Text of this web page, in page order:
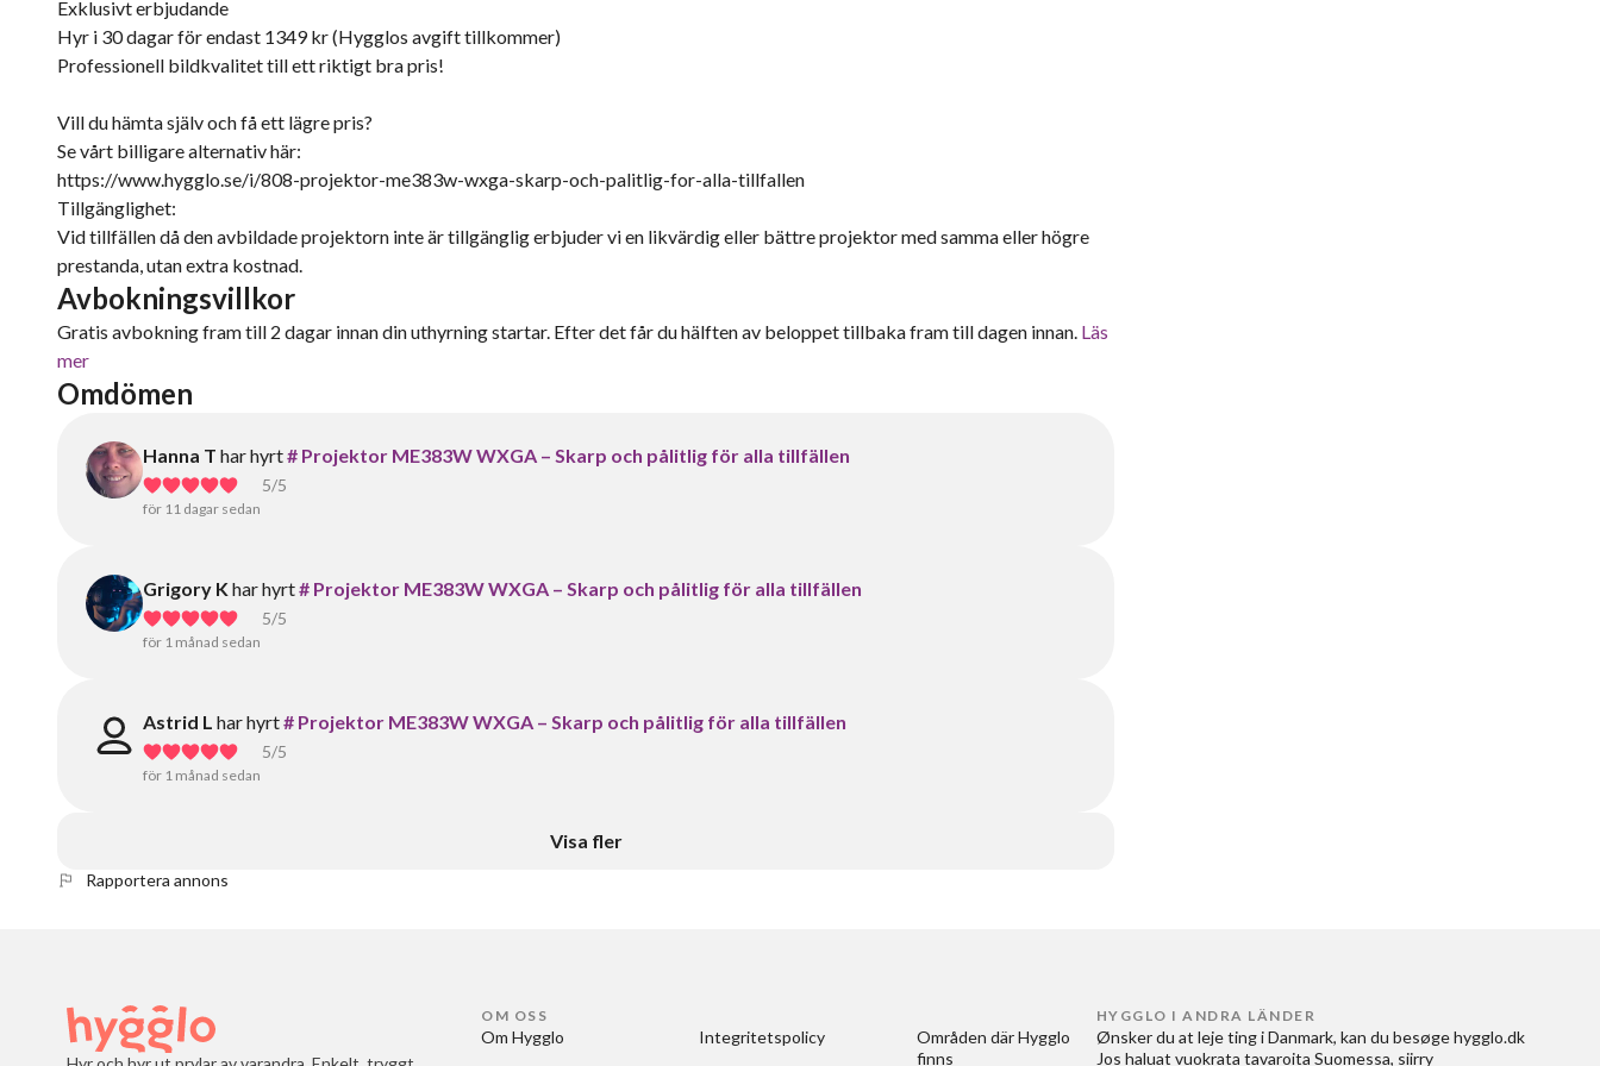
Exklusivt erbjudande
Hyr i 30 dagar för endast 1349 kr (Hygglos avgift tillkommer)
Professionell bildkvalitet till ett riktigt bra pris!
Vill du hämta själv och få ett lägre pris?
Se vårt billigare alternativ här:
https://www.hygglo.se/i/808-projektor-me383w-wxga-skarp-och-palitlig-for-alla-tillfallen
Tillgänglighet:
Vid tillfällen då den avbildade projektorn inte är tillgänglig erbjuder vi en likvärdig eller bättre projektor med samma eller högre
prestanda, utan extra kostnad.
Avbokningsvillkor
Gratis avbokning fram till 2 dagar innan din uthyrning startar. Efter det får du hälften av beloppet tillbaka fram till dagen innan. Läs
mer
Omdömen
Hanna T har hyrt# Projektor ME383W WXGA – Skarp och pålitlig för alla tillfällen
5/5
för 11 dagar sedan
Grigory K har hyrt# Projektor ME383W WXGA – Skarp och pålitlig för alla tillfällen
5/5
för 1 månad sedan
Astrid L har hyrt# Projektor ME383W WXGA – Skarp och pålitlig för alla tillfällen
5/5
för 1 månad sedan
Visa fler
Rapportera annons
OM OSS
Om Hygglo Integritetspolicy
Områden där Hygglo
finns
HYGGLO I ANDRA LÄNDER
Ønsker du at leje ting i Danmark, kan du besøge hygglo.dk
Jos haluat vuokrata tavaroita Suomessa, siirry